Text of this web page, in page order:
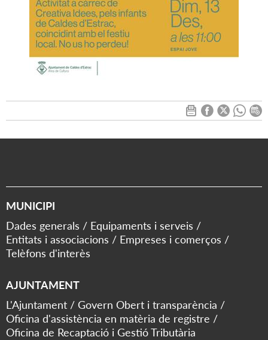
MUNICIPI
Dades generals
Equipaments i serveis
Entitats i associacions
Empreses i comerços
Telèfons d'interès
AJUNTAMENT
L'Ajuntament
Govern Obert i transparència
Oficina d'assistència en matèria de registre
Oficina de Recaptació i Gestió Tributària